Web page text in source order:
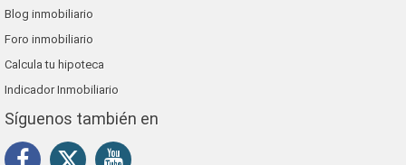
Blog inmobiliario
Foro inmobiliario
Calcula tu hipoteca
Indicador Inmobiliario
Síguenos también en